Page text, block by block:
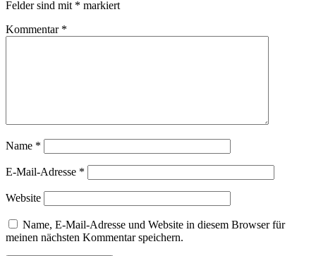
Felder sind mit * markiert
Kommentar *
Name *
E-Mail-Adresse *
Website
Name, E-Mail-Adresse und Website in diesem Browser für
meinen nächsten Kommentar speichern.